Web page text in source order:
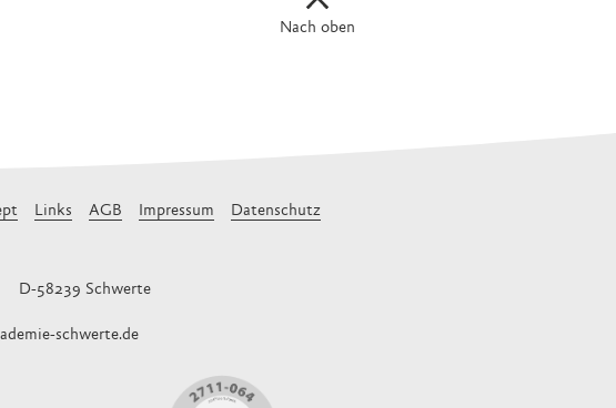
Nach oben
Links AGB Impressum Datenschutz
D-58239 Schwerte
schwerte.de